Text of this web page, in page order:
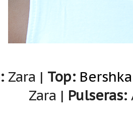
Zara | Top: Bershka
Zara | Pulseras: